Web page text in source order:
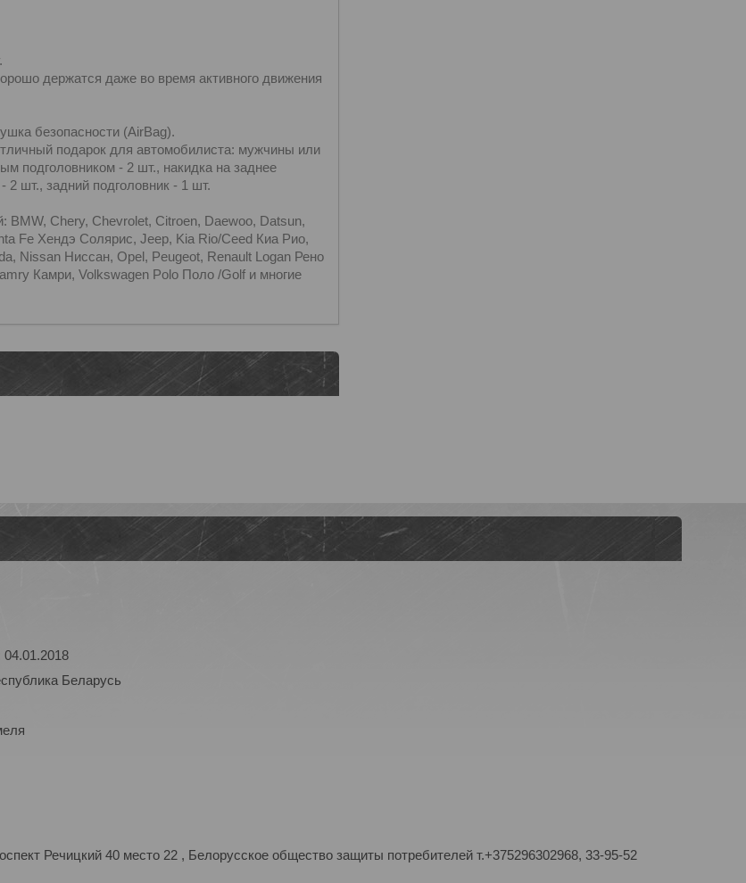
держатся даже во время активного движения
безопасности (AirBag).
подарок для автомобилиста: мужчины или
подголовником - 2 шт., накидка на заднее
2 шт., задний подголовник - 1 шт.
Chery, Chevrolet, Citroen, Daewoo, Datsun,
Fe Хендэ Солярис, Jeep, Kia Rio/Ceed Киа Рио,
Nissan Ниссан, Opel, Peugeot, Renault Logan Рено
Камри, Volkswagen Polo Поло /Golf и многие
04.01.2018
Беларусь
Речицкий 40 место 22 , Белорусское общество защиты потребителей т.+375296302968, 33-95-52